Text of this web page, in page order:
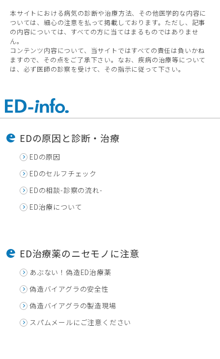
本サイトにおける病気の診断や治療方法、その他医学的な内容に
ついては、細心の注意を払って掲載しております。ただし、記事
の内容については、すべての方に当てはまるものではありませ
ん。
コンテンツ内容について、当サイトではすべての責任は負いかね
ますので、その点をご了承下さい。なお、疾病の治療等について
は、必ず医師の診察を受けて、その指示に従って下さい。
EDの原因と診断・治療
EDの原因
EDのセルフチェック
EDの相談-診察の流れ-
ED治療について
ED治療薬のニセモノに注意
あぶない！偽造ED治療薬
偽造バイアグラの安全性
偽造バイアグラの製造現場
スパムメールにご注意ください